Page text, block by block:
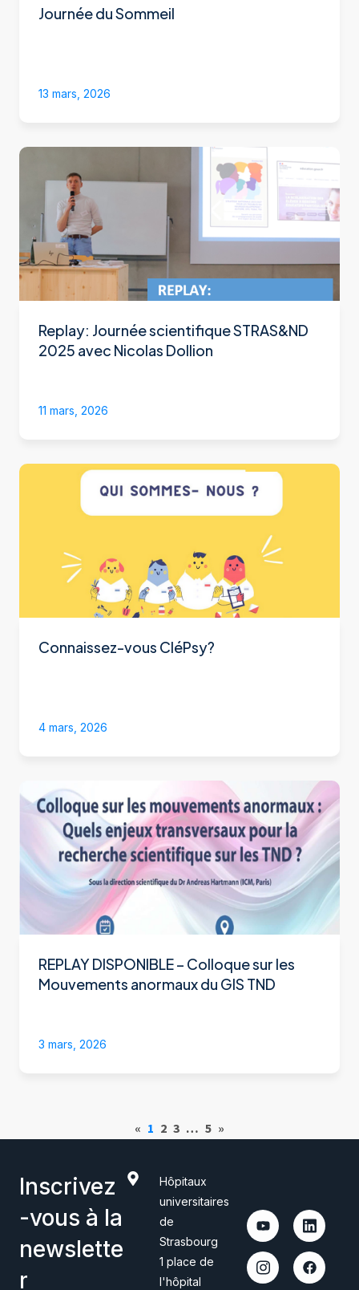
Journée du Sommeil
13 mars, 2026
Replay: Journée scientifique STRAS&ND
2025 avec Nicolas Dollion
11 mars, 2026
Connaissez-vous CléPsy?
4 mars, 2026
REPLAY DISPONIBLE – Colloque sur les
Mouvements anormaux du GIS TND
3 mars, 2026
« 1 2 3 … 5 »
Inscrivez
-vous à la
newslette
r
Hôpitaux
universitaires
de
Strasbourg
1 place de
l'hôpital